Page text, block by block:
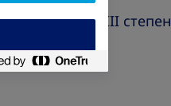
Затлъстяване III степен